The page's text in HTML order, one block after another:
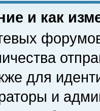
и как
для
и